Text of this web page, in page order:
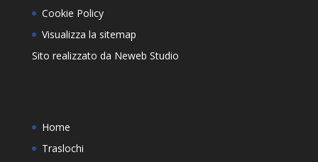
Cookie Policy
Visualizza la sitemap
Sito realizzato da Neweb Studio
Home
Traslochi